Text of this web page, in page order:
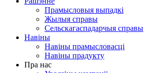
Прамысловыя выпадкі
Жылыя справы
Сельскагаспадарчыя справы
Навіны
Навіны прамысловасці
Навіны прадукту
Пра нас